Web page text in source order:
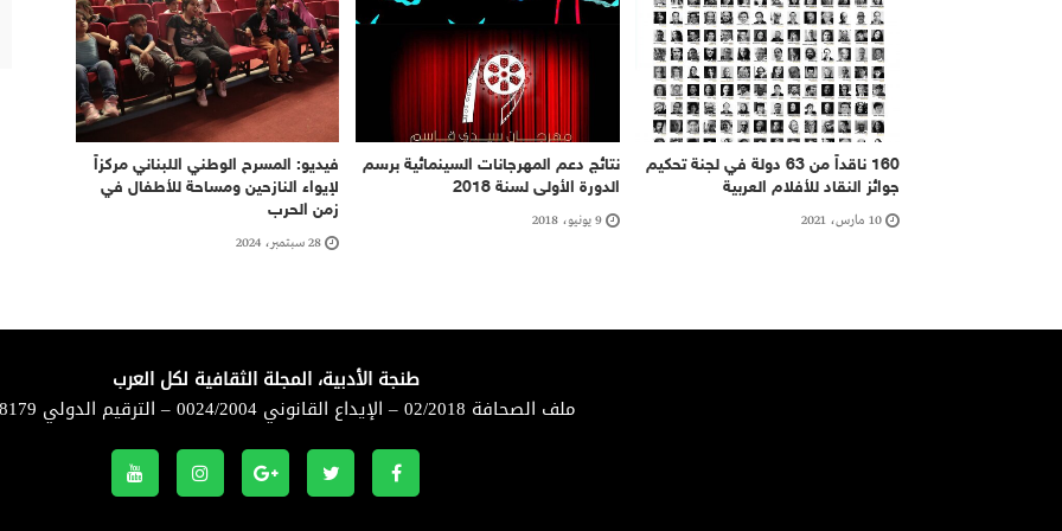
160 ناقداً من 63 دولة في لجنة تحكيم
جوائز النقاد للأفلام العربية
10 مارس، 2021
نتائج دعم المهرجانات السينمائية برسم
الدورة الأولى لسنة 2018
9 يونيو، 2018
فيديو: المسرح الوطني اللبناني مركزاً
لإيواء النازحين ومساحة للأطفال في
زمن الحرب
28 سبتمبر، 2024
طنجة الأدبية، المجلة الثقافية لكل العرب
ملف الصحافة 02/2018 – الإيداع القانوني 0024/2004 – الترقيم الدولي 8179-1114